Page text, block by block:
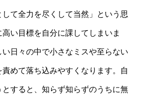
て全力を尽くして当然」という思
い目標を自分に課してしまいま
日々の中で小さなミスや至らない
めて落ち込みやすくなります。自
すると、知らず知らずのうちに無